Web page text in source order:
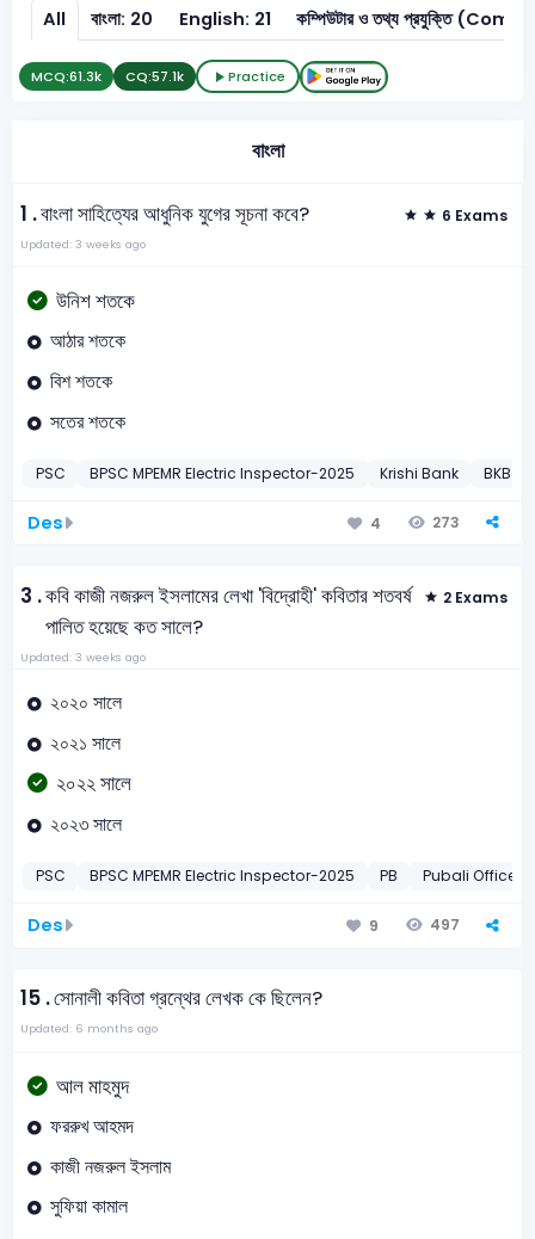
All বাংলা: 20 English: 21 কম্পিউটার ও তথ্য প্রযুক্তি
MCQ:61.3k CQ:57.1k Practice
বাংলা
1 .বাংলা সাহিত্যের আধুনিক যুগের সূচনা কবে? 6 Exams
Updated: 3 weeks ago
উনিশ শতকে
আঠার শতকে
বিশ শতকে
সতের শতকে
PSC BPSC MPEMR Electric Inspector-2025 Krishi Bank BKB
Des 4 273
3 .কবি কাজী নজরুল ইসলামের লেখা 'বিদ্রোহী' কবিতার শতবর্ষ
পালিত হয়েছে কত সালে?
2 Exams
Updated: 3 weeks ago
২০২০ সালে
২০২১ সালে
২০২২ সালে
২০২৩ সালে
PSC BPSC MPEMR Electric Inspector-2025 PB Pubali Officer-
Des 9 497
15 .সোনালী কবিতা গ্রন্থের লেখক কে ছিলেন?
Updated: 6 months ago
আল মাহমুদ
ফররুখ আহমদ
কাজী নজরুল ইসলাম
সুফিয়া কামাল